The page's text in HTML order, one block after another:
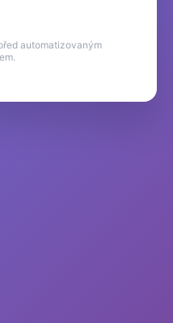
automatizovaným